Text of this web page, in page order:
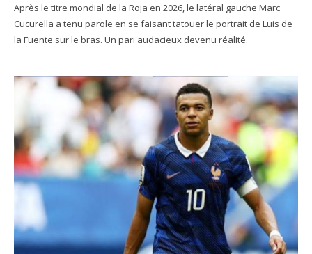
Après le titre mondial de la Roja en 2026, le latéral gauche Marc
Cucurella a tenu parole en se faisant tatouer le portrait de Luis de
la Fuente sur le bras. Un pari audacieux devenu réalité.